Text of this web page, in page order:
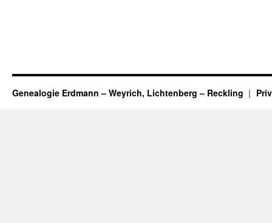
Genealogie Erdmann – Weyrich, Lichtenberg – Reckling